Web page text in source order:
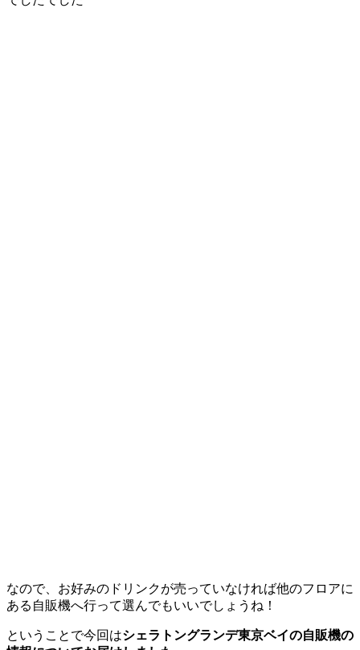
なので、お好みのドリンクが売っていなければ他のフロアに
ある自販機へ行って選んでもいいでしょうね！
ということで今回はシェラトングランデ東京ベイの自販機の